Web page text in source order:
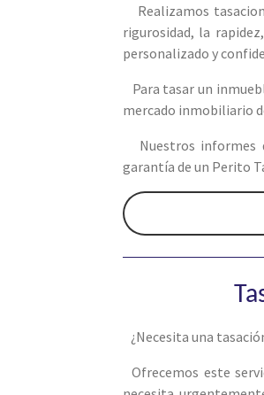
Realizamos
rigurosidad, la
personalizado y
Para tasar un
mercado inmobiliario
Nuestros informes
garantía de un Perito
¿Necesita una
Ofrecemos este